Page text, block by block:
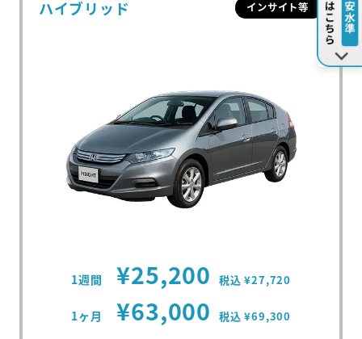
ハイブリッド インサイト等
1週間 ¥25,200 税込 ¥27,720
1ヶ月 ¥63,000 税込 ¥69,300